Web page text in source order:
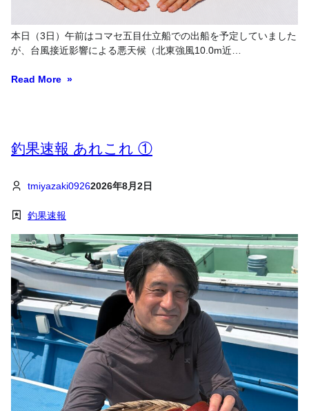
本日（3日）午前はコマセ五目仕立船での出船を予定していました
が、台風接近影響による悪天候（北東強風10.0m近…
Read More
釣果速報 あれこれ ①
tmiyazaki09262026年8月2日
釣果速報